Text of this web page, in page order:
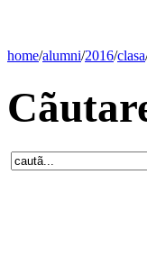
home/alumni/2016/clasa